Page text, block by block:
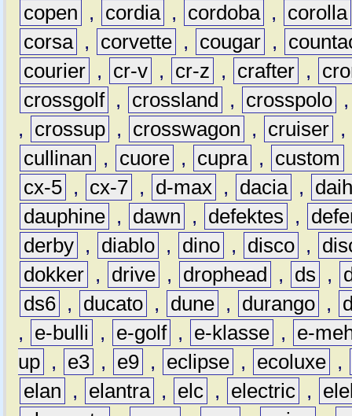
copen
, cordia , cordoba ,
corolla
corsa , corvette , cougar ,
courier , cr-v , cr-z , crafter ,
crossgolf , crossland , crosspolo
,
crossup , crosswagon , cruiser ,
cullinan
, cuore , cupra , custom
cx-5 , cx-7 , d-max , dacia ,
dauphine , dawn , defektes ,
derby , diablo , dino , disco ,
dokker , drive , drophead , ds ,
ds6 , ducato , dune , durango ,
,
e-bulli , e-golf , e-klasse ,
e-
up , e3 , e9 , eclipse , ecoluxe ,
elan
, elantra , elc , electric ,